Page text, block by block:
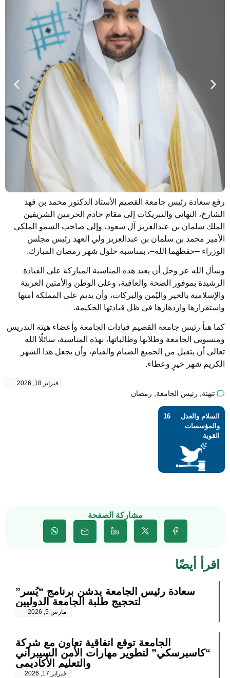
رفع سعادة رئيس جامعة القصيم الأستاذ الدكتور محمد بن فهد
الشارخ، التهاني والتبريكات إلى مقام خادم الحرمين الشريفين
الملك سلمان بن عبدالعزيز آل سعود، وإلى صاحب السمو الملكي
الأمير محمد بن سلمان بن عبدالعزيز ولي العهد رئيس مجلس
الوزراء –حفظهما الله–، بمناسبة حلول شهر رمضان المبارك.
وسأل الله عز وجل أن يعيد هذه المناسبة المباركة على القيادة
الرشيدة بموفور الصحة والعافية، وعلى الوطن والأمتين العربية
والإسلامية بالخير واليُمن والبركات، وأن يديم على المملكة أمنها
واستقرارها وازدهارها في ظل قيادتها الحكيمة.
كما هنأ رئيس جامعة القصيم قيادات الجامعة وأعضاء هيئة التدريس
ومنسوبي الجامعة وطلابها وطالباتها، بهذه المناسبة، سائلًا الله
تعالى أن يتقبل من الجميع الصيام والقيام، وأن يجعل هذا الشهر
الكريم شهر خيرٍ وعطاء.
فبراير 18, 2026
تنهئة رئيس الجامعة رمضان
السلام والعدل
والمؤسسات
القوية
16
مشاركة الصفحة
اقرأ أيضًا
سعادة رئيس الجامعة يدشن برنامج “يُسر”
لتحجيج طلبة الجامعة الدوليين
مارس 5, 2026
الجامعة توقع اتفاقية تعاون مع شركة
“كاسبرسكي” لتطوير مهارات الأمن السيبراني
والتعليم الأكاديمي
فبراير 17, 2026